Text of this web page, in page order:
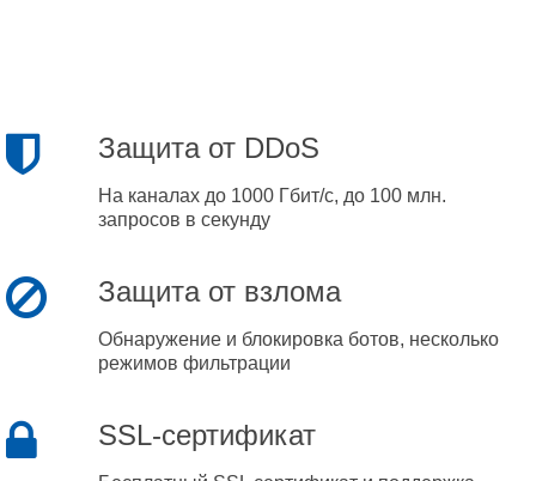
Защита от DDoS
На каналах до 1000 Гбит/с, до 100 млн.
запросов в секунду
Защита от взлома
Обнаружение и блокировка ботов, несколько
режимов фильтрации
SSL-сертификат